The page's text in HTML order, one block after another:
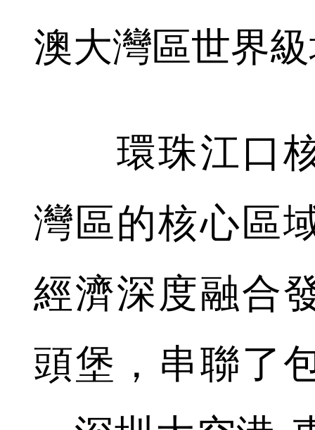
澳大灣區世界
環珠江口核
灣區的核心區
經濟深度融合
頭堡，串聯了